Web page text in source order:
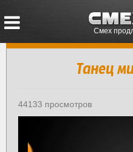
Смех
Танец
44133 просмотров